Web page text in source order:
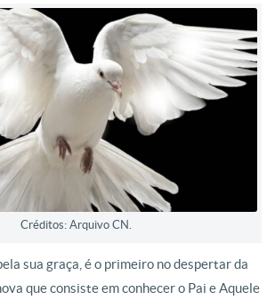
Créditos: Arquivo CN.
sua graça, é o primeiro no despertar da
que consiste em conhecer o Pai e Aquele